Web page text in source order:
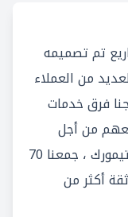
تم تصميمه
من العملاء
فرق خدمات
من أجل
أتمتة وإنتاجية وربحية أفضل. هنا في تيمورك ، جمعنا 70
أكثر من